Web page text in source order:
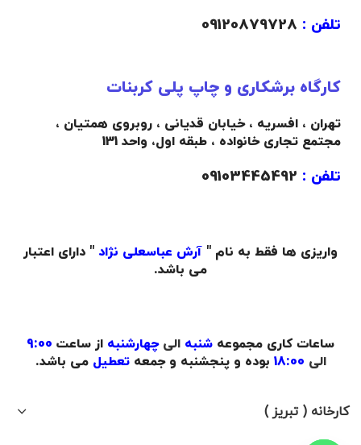
تلفن :
کارگاه برشکاری و چاپ پلی کربنات
تهران ، افسریه ، خیابان قدیانی ، روبروی همتیان ،
مجتمع تجاری خانواده ، طبقه اول، واحد 131
تلفن :
واریزی ها فقط به نام " آرش عباسعلی نژاد " دارای اعتبار
می باشد.
ساعات کاری مجموعه شنبه الی چهارشنبه از ساعت 9:00
الی
بوده و پنجشنبه و جمعهتعطیل می باشد.
کارخانه ( تبریز )